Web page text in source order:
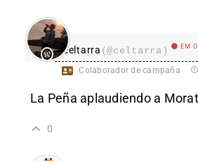
celtarra (@celtarra) EM
Colaborador de campaña
La Peña aplaudiendo a
0